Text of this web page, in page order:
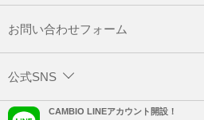
お問い合わせフォーム
公式SNS
CAMBIO LINEアカウント開設！